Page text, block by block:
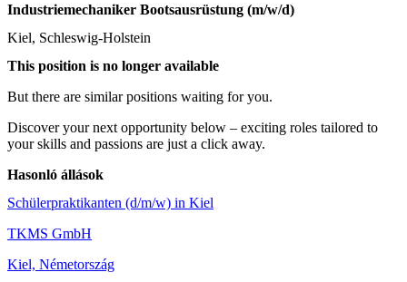
Industriemechaniker Bootsausrüstung (m/w/d)
Kiel, Schleswig-Holstein
This position is no longer available
But there are similar positions waiting for you.
Discover your next opportunity below – exciting roles tailored to
your skills and passions are just a click away.
Hasonló állások
Schülerpraktikanten (d/m/w) in Kiel
TKMS GmbH
Kiel, Németország